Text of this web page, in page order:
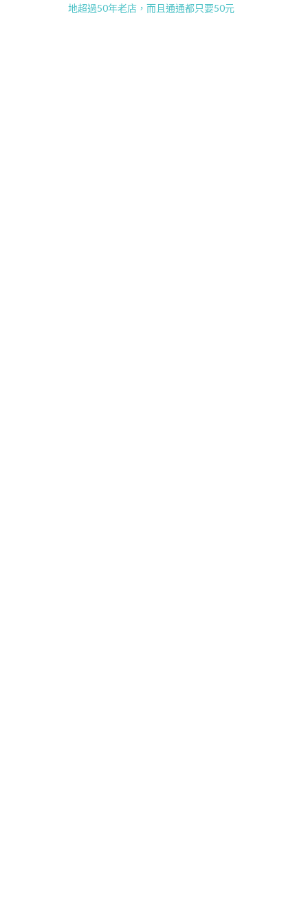
地超過50年老店，而且通通都只要50元